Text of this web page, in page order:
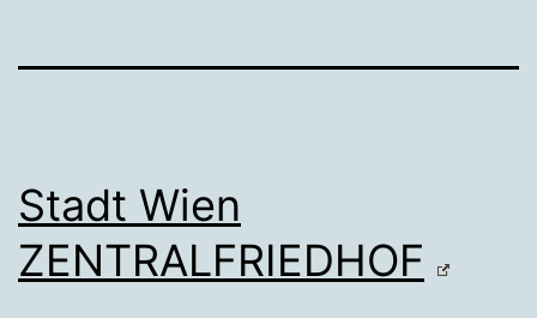
Stadt Wien
ZENTRALFRIEDHOF